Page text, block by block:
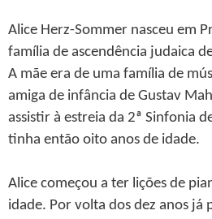
Alice Herz-Sommer nasceu em
família de ascendência judaica
A mãe era de uma família de
amiga de infância de Gustav
assistir à estreia da 2ª Sinfonia
tinha então oito anos de idade.
Alice começou a ter lições de
idade. Por volta dos dez anos já